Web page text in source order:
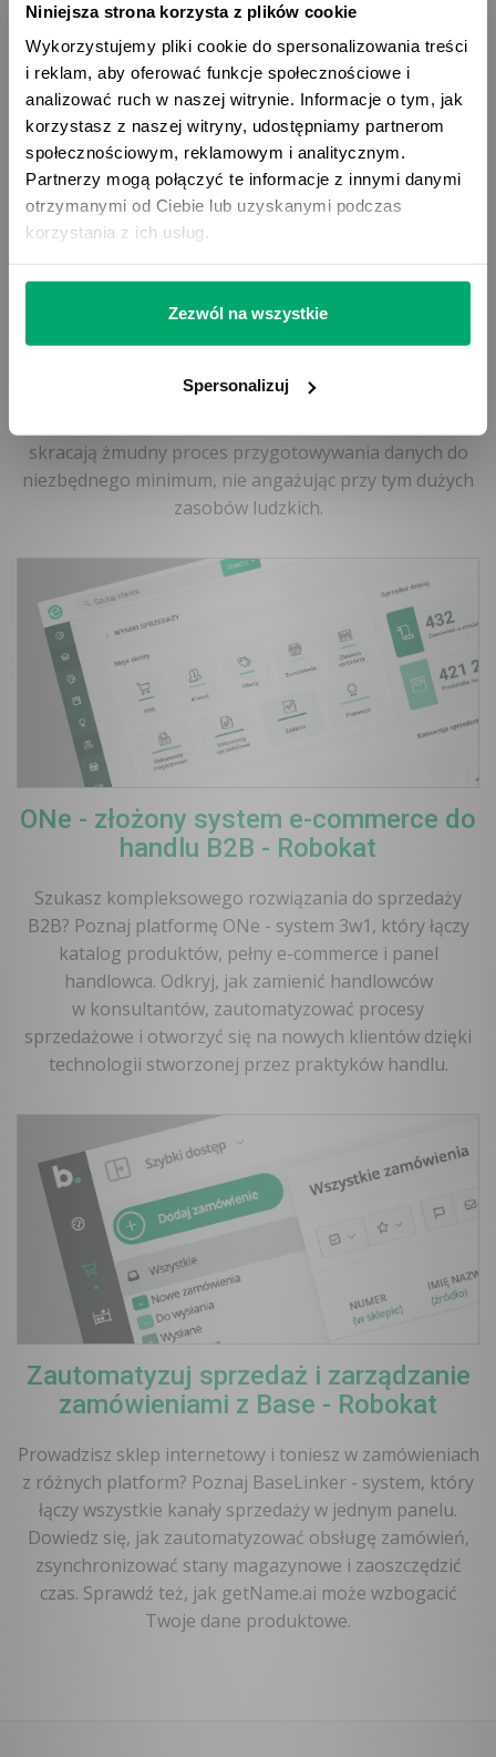
Niniejsza strona korzysta z plików cookie
Wykorzystujemy pliki cookie do spersonalizowania treści
i reklam, aby oferować funkcje społecznościowe i
analizować ruch w naszej witrynie. Informacje o tym, jak
korzystasz z naszej witryny, udostępniamy partnerom
społecznościowym, reklamowym i analitycznym.
Partnerzy mogą połączyć te informacje z innymi danymi
otrzymanymi od Ciebie lub uzyskanymi podczas
korzystania z ich usług.
Zezwól na wszystkie
Spersonalizuj
Klasyfikacja ETIM, e-katalogi BMEcat
Elektroniczna wymiana danych katalogowych nadaje
nowy wymiar wymiany informacji pomiędzy partnerami
biznesowymi. Wykorzystywanie e-katalogów BMEcat
nie tylko opcją, a wręcz obowiązkowym standardem
skracają żmudny proces przygotowywania danych do
niezbędnego minimum, nie angażując przy tym dużych
zasobów ludzkich.
ONe - złożony system e-commerce do
handlu B2B - Robokat
Szukasz kompleksowego rozwiązania do sprzedaży
B2B? Poznaj platformę ONe - system 3w1, który łączy
katalog produktów, pełny e-commerce i panel
handlowca. Odkryj, jak zamienić handlowców
w konsultantów, zautomatyzować procesy
sprzedażowe i otworzyć się na nowych klientów dzięki
technologii stworzonej przez praktyków handlu.
Zautomatyzuj sprzedaż i zarządzanie
zamówieniami z Base - Robokat
Prowadzisz sklep internetowy i toniesz w zamówieniach
z różnych platform? Poznaj BaseLinker - system, który
łączy wszystkie kanały sprzedaży w jednym panelu.
Dowiedz się, jak zautomatyzować obsługę zamówień,
zsynchronizować stany magazynowe i zaoszczędzić
czas. Sprawdź też, jak getName.ai może wzbogacić
Twoje dane produktowe.